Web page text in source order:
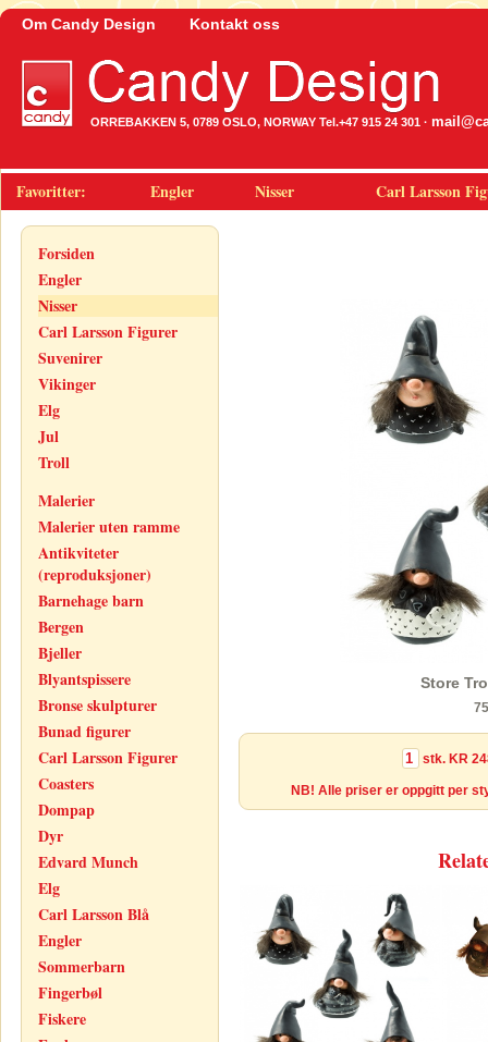
Om Candy Design Kontakt oss
ORREBAKKEN 5, 0789 OSLO, NORWAY Tel.+47 915 24 301 ·
Favoritter: Engler Nisser Carl Larsson
Forsiden
Engler
Nisser
Carl Larsson Figurer
Suvenirer
Vikinger
Elg
Jul
Troll
Malerier
Malerier uten ramme
Antikviteter
(reproduksjoner)
Barnehage barn
Bergen
Bjeller
Blyantspissere
Bronse skulpturer
Bunad figurer
Carl Larsson Figurer
Coasters
Dompap
Dyr
Edvard Munch
Elg
Carl Larsson Blå
Engler
Sommerbarn
Fingerbøl
Fiskere
Store
stk. KR
NB! Alle priser er oppgitt per